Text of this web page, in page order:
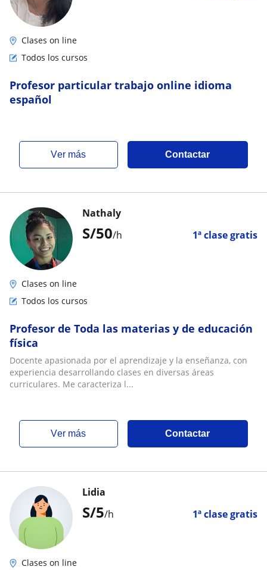
Clases on line
Todos los cursos
Profesor particular trabajo online idioma
español
ver más Contactar
S/50/h 1ª clase gratis
Nathaly
Clases on line
Todos los cursos
Profesor de Toda las materias y de educación
física
Docente apasionada por el aprendizaje y la enseñanza, con
experiencia desarrollando clases en diversas áreas
curriculares. Me caracteriza l...
ver más Contactar
S/5/h 1ª clase gratis
Lidia
Clases on line